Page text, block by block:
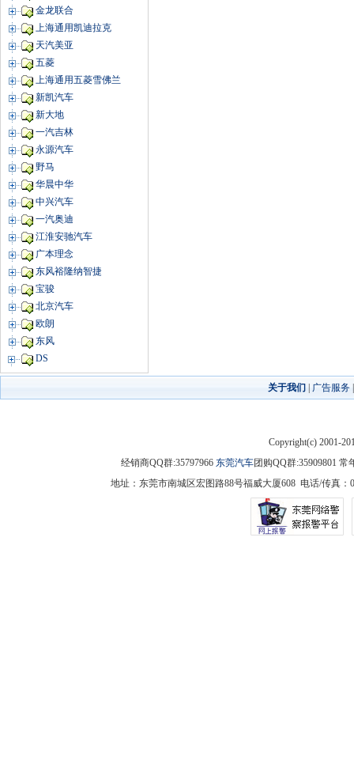
金龙联合
上海通用凯迪拉克
天汽美亚
五菱
上海通用五菱雪佛兰
新凯汽车
新大地
一汽吉林
永源汽车
野马
华晨中华
中兴汽车
一汽奥迪
江淮安驰汽车
广本理念
东风裕隆纳智捷
宝骏
北京汽车
欧朗
东风
DS
关于我们 广告服务
Copyright(c) 2001-
经销商QQ群:35797966 东莞汽车团购QQ群:35909801
地址：东莞市南城区宏图路88号福威大厦608 电话/传真：